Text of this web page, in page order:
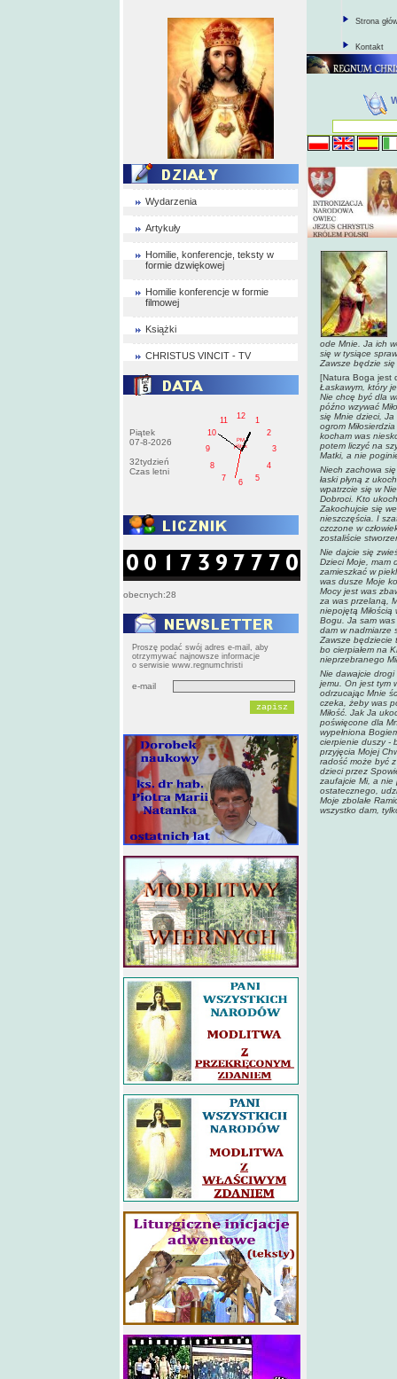
Wydarzenia
Artykuły
Homilie, konferencje, teksty w
formie dzwiękowej
Homilie konferencje w formie
filmowej
Książki
CHRISTUS VINCIT - TV
Piątek
07-8-2026
32tydzień
Czas letni
1
2
3
4
5
6
7
8
9
10
11
12
PM
pištek
obecnych:28
Proszę podać swój adres e-mail, aby
otrzymywać najnowsze informacje
o serwisie www.regnumchristi
e-mail
Strona
Kontakt
ode Mnie. Ja ich
się w tysiące
Zawsze będzie się
[Natura Boga jest
Łaskawym, który
Nie chcę być dla
późno wzywać
się Mnie dzieci,
ogrom
kocham was
potem liczyć na
Matki, a nie
Niech zachowa
łaski płyną z
wpatrzcie się w
Dobroci. Kto
Zakochujcie się
nieszczęścia. I
czczone w
zostaliście
Nie dajcie się
Dzieci Moje, mam
zamieszkać w
was dusze Moje
Mocy jest was
za was przelaną,
niepojętą
Bogu. Ja sam was
dam w nadmiarze
Zawsze będziecie
bo cierpiałem na
nieprzebranego
Nie dawajcie
jemu. On jest tym
odrzucając Mnie
czeka, żeby was
Miłość. Jak Ja
poświęcone dla
wypełniona
cierpienie duszy -
przyjęcia Mojej
radość może być
dzieci przez
zaufajcie Mi, a nie
ostatecznego,
Moje zbolałe
wszystko dam,